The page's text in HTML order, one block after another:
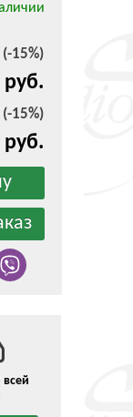
(-15%)
руб.
(-15%)
руб.
всей